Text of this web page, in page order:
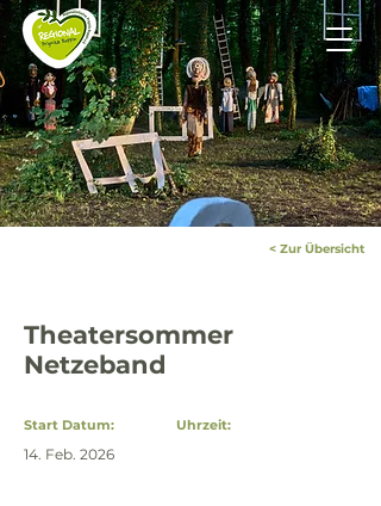
< Zur Übersicht
Theatersommer
Netzeband
Start Datum:
14. Feb. 2026
Uhrzeit: